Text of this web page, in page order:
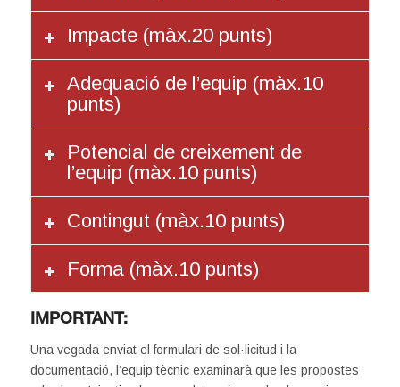
Impacte (màx.20 punts)
Adequació de l’equip (màx.10
punts)
Potencial de creixement de
l’equip (màx.10 punts)
Contingut (màx.10 punts)
Forma (màx.10 punts)
IMPORTANT:
Una vegada enviat el formulari de sol·licitud i la
documentació, l’equip tècnic examinarà que les propostes